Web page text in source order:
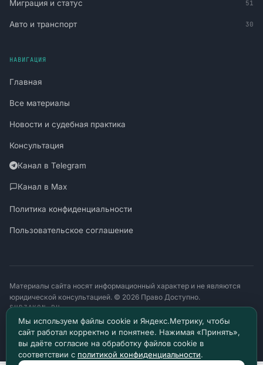
Миграция и статус 51
Авто и транспорт 30
НАВИГАЦИЯ
Главная
Все материалы
Новости и судебная практика
Консультация
Канал в Telegram
Канал в Max
Политика конфиденциальности
Пользовательское соглашение
Материалы сайта носят информационный характер и не являются
юридической консультацией. © 2026 Право Доступно.
SUDZAKON.RU
Оператор персональных данных: ООО «ЯЛАНЖИ И ПАРТНЕРЫ»
ИНН 9717182760 · ОГРН 1257700370641
129085, г. Москва, проезд Ольминского, д. 4, помещ. 8н
Мы используем файлы cookie и Яндекс.Метрику, чтобы
сайт работал корректно и понятнее. Нажимая «Принять»,
вы даёте согласие на обработку файлов cookie в
соответствии с политикой конфиденциальности.